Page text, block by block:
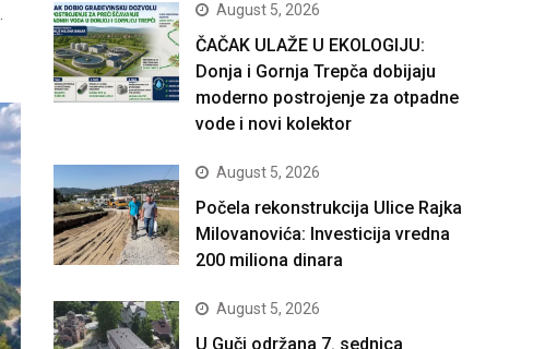
August 5, 2026
ČAČAK ULAŽE U EKOLOGIJU:
Donja i Gornja Trepča dobijaju
moderno postrojenje za otpadne
vode i novi kolektor
August 5, 2026
Počela rekonstrukcija Ulice Rajka
Milovanovića: Investicija vredna
200 miliona dinara
August 5, 2026
U Guči održana 7. sednica